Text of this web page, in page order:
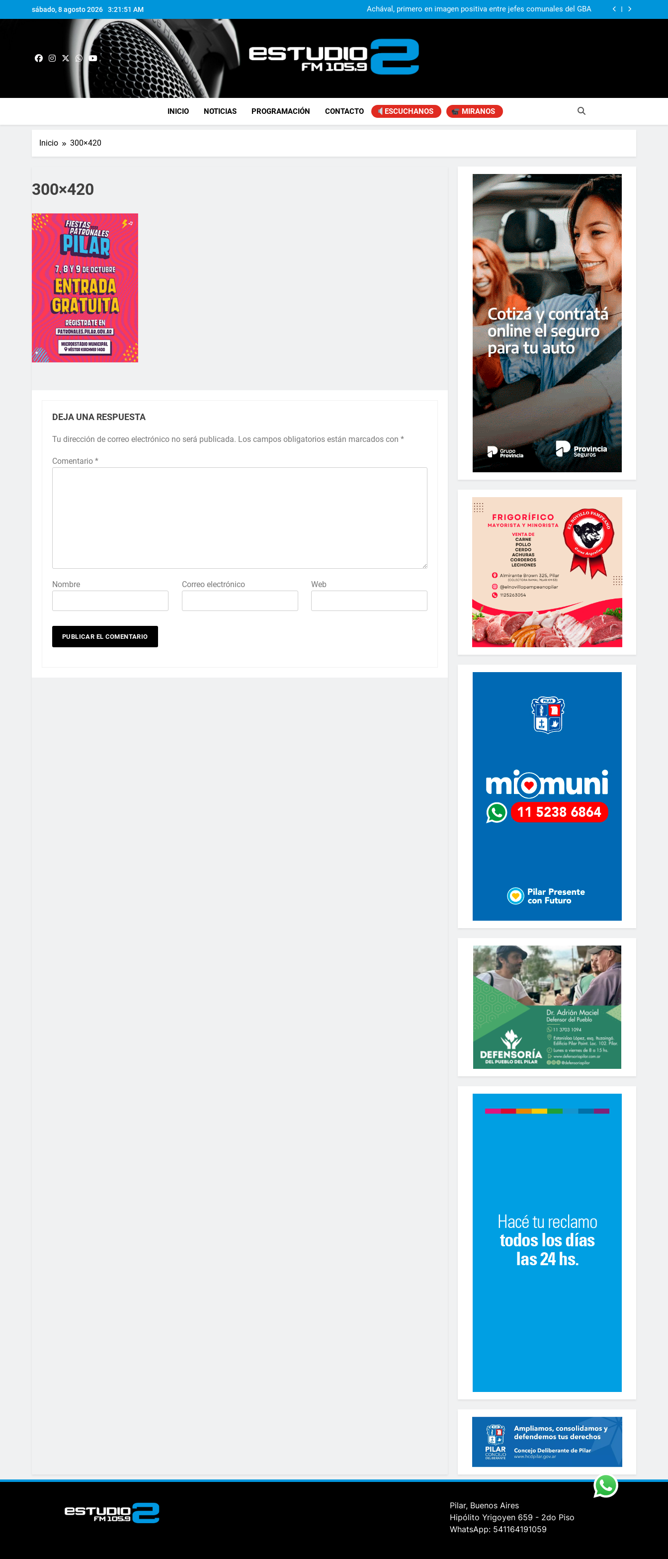
sábado, 8 agosto 2026 3:21:52 AM
que, si nadie las plasma, se pierden para siempre”
Achával, primero en imagen positiva entre jefes comunales del GBA
Fabiana Cantilo presenta ‘Flor de Loto’
Achával, primero en imagen positiva entre jefes comunales del GBA
FM Estudio 2
INICIO NOTICIAS PROGRAMACIÓN CONTACTO ESCUCHANOS MIRANOS
Inicio 300×420
300×420
DEJA UNA RESPUESTA
Tu dirección de correo electrónico no será publicada. Los campos obligatorios están marcados con *
Comentario *
Nombre Correo electrónico Web
Pilar, Buenos Aires
Hipólito Yrigoyen 659 - 2do Piso
WhatsApp: 541164191059